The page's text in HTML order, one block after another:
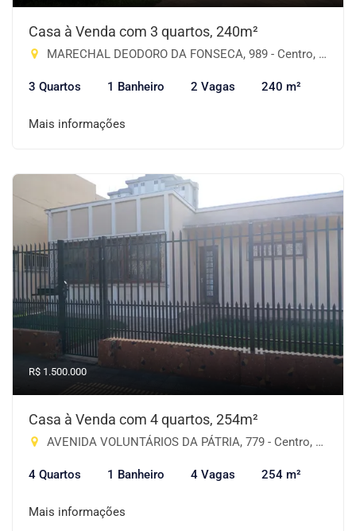
Casa à Venda com 3 quartos, 240m²
MARECHAL DEODORO DA FONSECA, 989 - Centro, Cruz Alta-RS
3 Quartos 1 Banheiro 2 Vagas 240 m²
Mais informações
R$ 1.500.000
Casa à Venda com 4 quartos, 254m²
AVENIDA VOLUNTÁRIOS DA PÁTRIA, 779 - Centro, Cruz Alta-RS
4 Quartos 1 Banheiro 4 Vagas 254 m²
Mais informações